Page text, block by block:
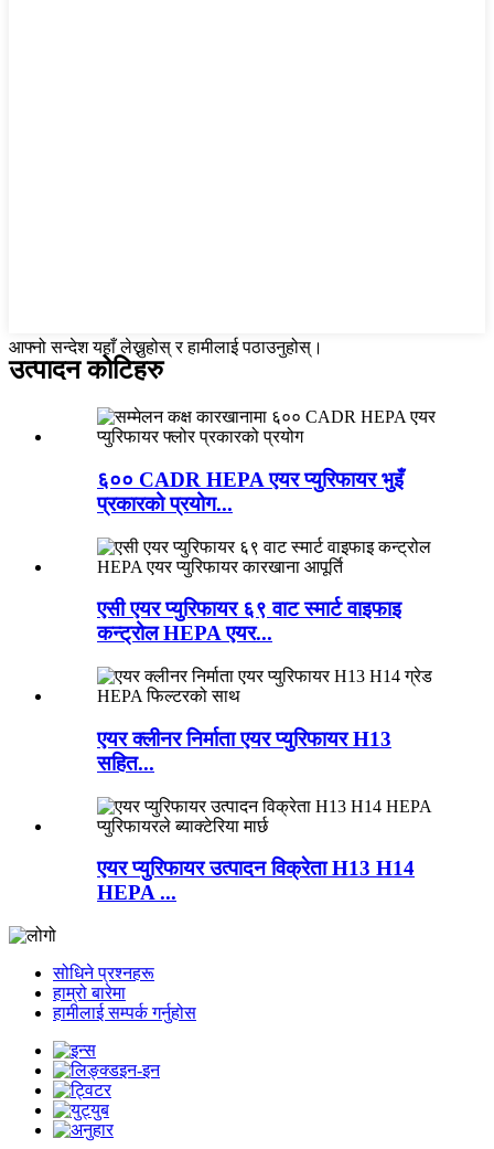
आफ्नो सन्देश यहाँ लेख्नुहोस् र हामीलाई पठाउनुहोस्।
उत्पादन कोटिहरु
६०० CADR HEPA एयर प्युरिफायर भुइँ
प्रकारको प्रयोग...
एसी एयर प्युरिफायर ६९ वाट स्मार्ट वाइफाइ
कन्ट्रोल HEPA एयर...
एयर क्लीनर निर्माता एयर प्युरिफायर H13
सहित...
एयर प्युरिफायर उत्पादन विक्रेता H13 H14
HEPA ...
सोधिने प्रश्नहरू
हाम्रो बारेमा
हामीलाई सम्पर्क गर्नुहोस